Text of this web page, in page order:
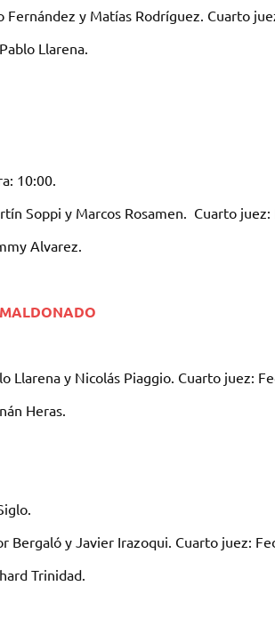
Fernández y Matías Rodríguez. Cuarto
Llarena.
10:00.
Soppi y Marcos Rosamen. Cuarto juez:
Alvarez.
Llarena y Nicolás Piaggio. Cuarto juez:
Heras.
Bergaló y Javier Irazoqui. Cuarto juez:
Trinidad.